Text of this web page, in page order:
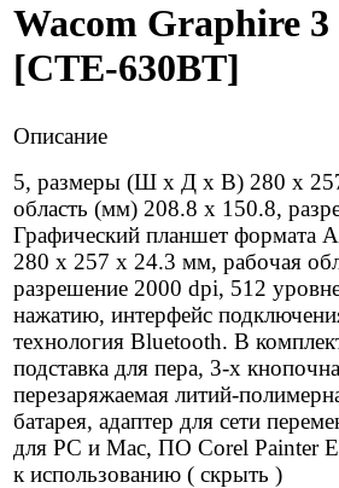
Wacom Graphire
[CTE-630BT]
Описание
5, размеры (Ш x Д x В) 280 x
область (мм) 208.8 х 150.8,
Графический планшет
280 x 257 x 24.3 мм, рабочая
разрешение 2000 dpi, 512
нажатию, интерфейс
технология Bluetooth. В
подставка для пера, 3-х
перезаряжаемая литий-
батарея, адаптер для сети
для PC и Mac, ПО Corel Painter
к использованию ( скрыть )